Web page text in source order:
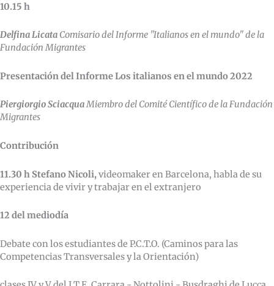
10.15 h
Delfina Licata Comisario del Informe "Italianos en el mundo" de la
Fundación Migrantes
Presentación del Informe Los italianos en el mundo 2022
Piergiorgio SciacquaMiembro del Comité Científico de la Fundación
Migrantes
Contribución
11.30 h Stefano Nicoli, videomaker en Barcelona, habla de su
experiencia de vivir y trabajar en el extranjero
12 del mediodía
Debate con los estudiantes de P.C.T.O. (Caminos para las
Competencias Transversales y la Orientación)